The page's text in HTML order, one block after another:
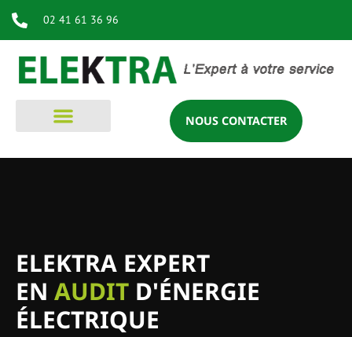
02 41 61 36 96
NOUS CONTACTER
ELEKTRA EXPERT
EN AUDIT D'ÉNERGIE
ÉLECTRIQUE